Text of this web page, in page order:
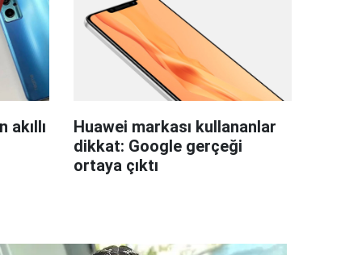
akıllı
Huawei markası kullananlar
dikkat: Google gerçeği
ortaya çıktı